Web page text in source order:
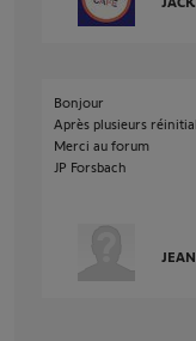
Bonjour
Après plusieurs
Merci au forum
JP Forsbach